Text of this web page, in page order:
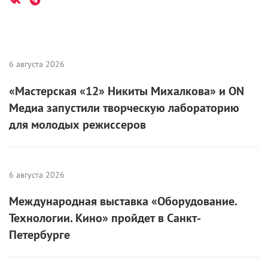
6 августа 2026
«Мастерская «12» Никиты Михалкова» и ON
Медиа запустили творческую лабораторию
для молодых режиссеров
6 августа 2026
Международная выставка «Оборудование.
Технологии. Кино» пройдет в Санкт-
Петербурге